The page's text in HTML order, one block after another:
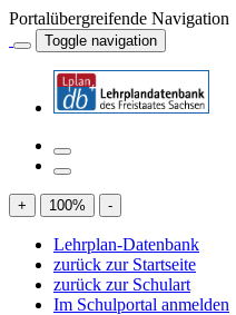
Portalübergreifende Navigation
Toggle navigation
+ 100% -
Lehrplan-Datenbank
zurück zur Startseite
zurück zur Schulart
Im Schulportal anmelden